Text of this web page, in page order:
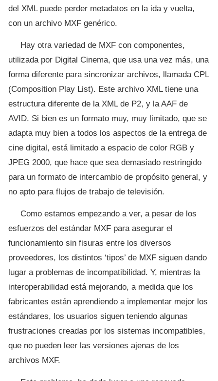
del XML puede perder metadatos en la ida y vuelta,
con un archivo MXF genérico.
Hay otra variedad de MXF con componentes,
utilizada por Digital Cinema, que usa una vez más, una
forma diferente para sincronizar archivos, llamada CPL
(Composition Play List). Este archivo XML tiene una
estructura diferente de la XML de P2, y la AAF de
AVID. Si bien es un formato muy, muy limitado, que se
adapta muy bien a todos los aspectos de la entrega de
cine digital, está limitado a espacio de color RGB y
JPEG 2000, que hace que sea demasiado restringido
para un formato de intercambio de propósito general, y
no apto para flujos de trabajo de televisión.
Como estamos empezando a ver, a pesar de los
esfuerzos del estándar MXF para asegurar el
funcionamiento sin fisuras entre los diversos
proveedores, los distintos ‘tipos’ de MXF siguen dando
lugar a problemas de incompatibilidad. Y, mientras la
interoperabilidad está mejorando, a medida que los
fabricantes están aprendiendo a implementar mejor los
estándares, los usuarios siguen teniendo algunas
frustraciones creadas por los sistemas incompatibles,
que no pueden leer las versiones ajenas de los
archivos MXF.